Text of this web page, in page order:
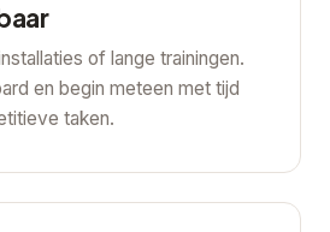
of lange trainingen.
en begin meteen met tijd
taken.